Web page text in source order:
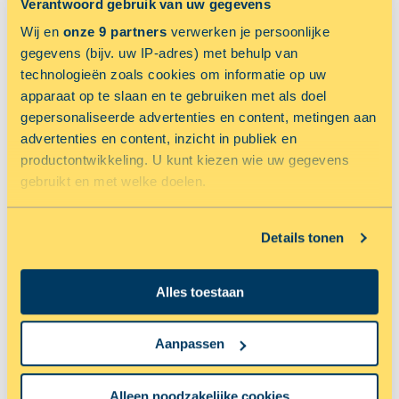
Verantwoord gebruik van uw gegevens
Wij en onze 9 partners verwerken je persoonlijke
gegevens (bijv. uw IP-adres) met behulp van
technologieën zoals cookies om informatie op uw
apparaat op te slaan en te gebruiken met als doel
gepersonaliseerde advertenties en content, metingen aan
advertenties en content, inzicht in publiek en
productontwikkeling. U kunt kiezen wie uw gegevens
gebruikt en met welke doelen.
die tot een paar meter nauwkeurig kan zijn
Uw apparaat identificeren door het actief te scannen
op specifieke eigenschappen (fingerprinting)
Lees meer over hoe uw persoonlijke gegevens worden
U kunt uw toestemming op elk moment wijzigen of
Details tonen
Alles toestaan
Aanpassen
Alleen noodzakelijke cookies
Netwerkweg 43
RESERVEER NU MET 50% KORTING